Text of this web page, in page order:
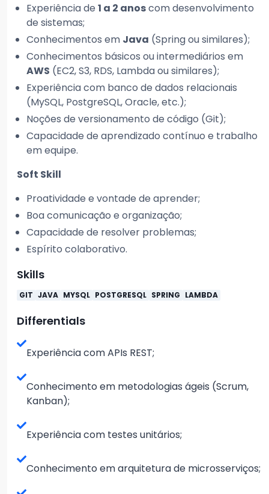
Experiência de 1 a 2 anoscom desenvolvimento
de sistemas;
Conhecimentos em Java (Spring ou similares);
Conhecimentos básicos ou intermediários em
AWS (EC2, S3, RDS, Lambda ou similares);
Experiência com banco de dados relacionais
(MySQL, PostgreSQL, Oracle, etc.);
Noções de versionamento de código (Git);
Capacidade de aprendizado contínuo e trabalho
em equipe.
Soft Skill
Proatividade e vontade de aprender;
Boa comunicação e organização;
Capacidade de resolver problemas;
Espírito colaborativo.
Skills
GIT JAVA MYSQL POSTGRESQL SPRING LAMBDA
Differentials
Experiência com APIs REST;
Conhecimento em metodologias ágeis (Scrum,
Kanban);
Experiência com testes unitários;
Conhecimento em arquitetura de microsserviços;